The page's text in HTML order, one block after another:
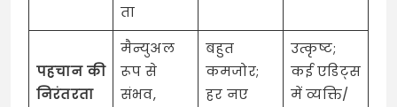
ता
पहचान की
निरंतरता
मैन्युअल
रूप से
संभव,
बहुत
कमजोर;
हर नए
उत्कृष्ट;
कई एडिट्स
में व्यक्ति/